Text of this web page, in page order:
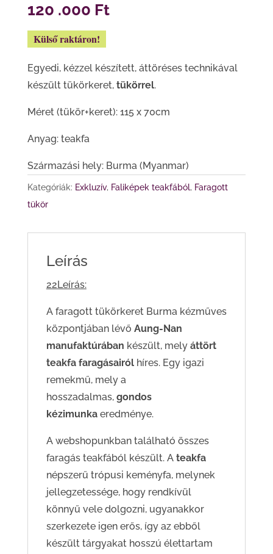
120 .000 Ft
Külső raktáron!
Egyedi, kézzel készített, áttöréses technikával
készült tükörkeret, tükörrel.
Méret (tükör+keret): 115 x 70cm
Anyag: teakfa
Származási hely: Burma (Myanmar)
Kategóriák: Exkluzív, Faliképek teakfából, Faragott
tükör
Leírás
22Leírás:
A faragott tükörkeret Burma kézműves
központjában lévő Aung-Nan
manufaktúrában készült, mely áttört
teakfa faragásairól híres. Egy igazi
remekmű, mely a
hosszadalmas, gondos
kézimunkaeredménye.
A webshopunkban található összes
faragás teakfából készült. A teakfa
népszerű trópusi keményfa, melynek
jellegzetessége, hogy rendkívül
könnyű vele dolgozni, ugyanakkor
szerkezete igen erős, így az ebből
készült tárgyakat hosszú élettartam